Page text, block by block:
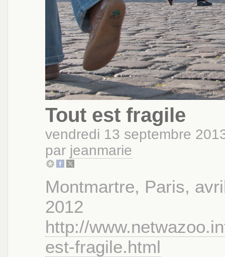
Tout est fragile
vendredi 13 septembre
par jeanmarie
Montmartre, Paris,
2012
http://
est-fragile.html